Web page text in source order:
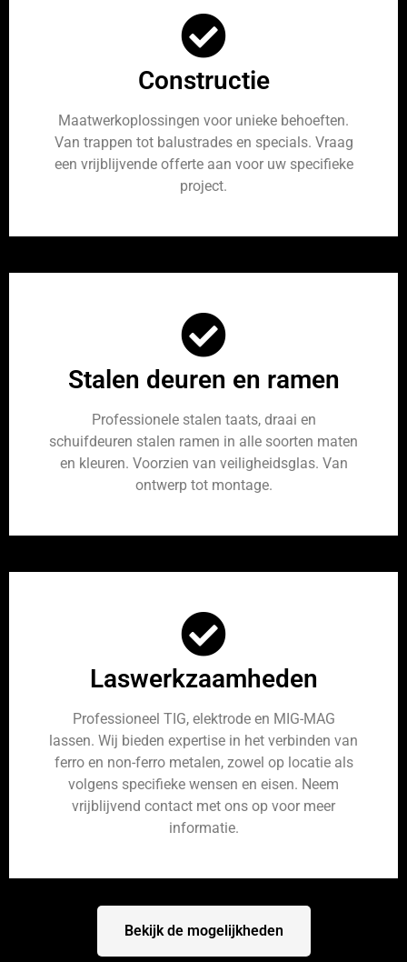
Constructie
Maatwerkoplossingen voor unieke behoeften.
Van trappen tot balustrades en specials. Vraag
een vrijblijvende offerte aan voor uw specifieke
project.
Stalen deuren en ramen
Professionele stalen taats, draai en
schuifdeuren stalen ramen in alle soorten maten
en kleuren. Voorzien van veiligheidsglas. Van
ontwerp tot montage.
Laswerkzaamheden
Professioneel TIG, elektrode en MIG-MAG
lassen. Wij bieden expertise in het verbinden van
ferro en non-ferro metalen, zowel op locatie als
volgens specifieke wensen en eisen. Neem
vrijblijvend contact met ons op voor meer
informatie.
Bekijk de mogelijkheden